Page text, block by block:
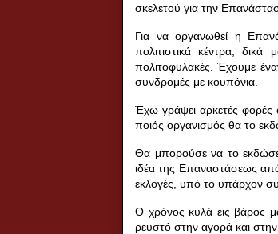
σκελετού για την
Για να οργανωθεί η
πολιτιστικά κέντρα,
πολιτοφυλακές.Έχουμε
συνδρομές με κουπόνια.
Έχω γράψει αρκετές φορές
ποιός οργανισμός θα το
Θα μπορούσε να το
ιδέα της Επαναστάσεως
εκλογές, υπό το υπάρχον
Ο χρόνος κυλά εις βάρος
ρευστό στην αγορά και